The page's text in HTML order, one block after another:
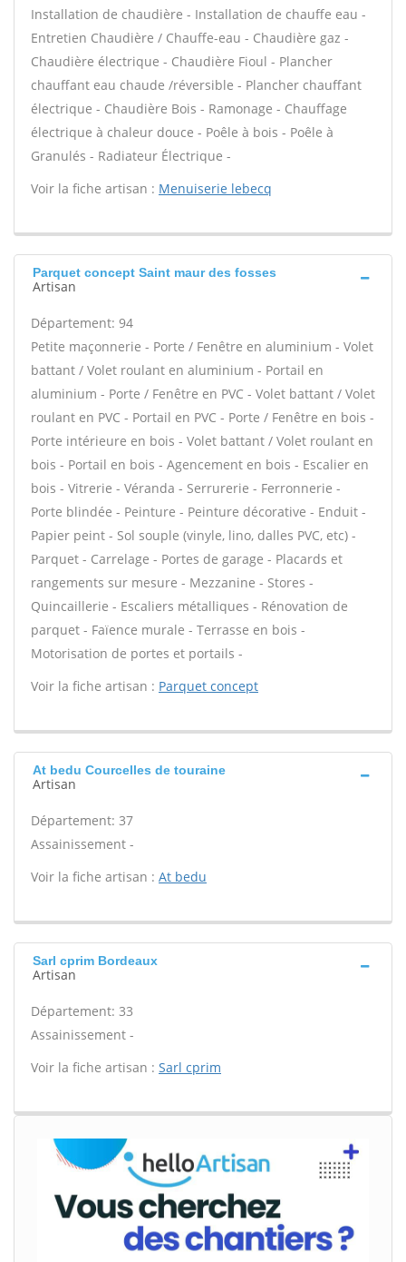
Installation de chaudière - Installation de chauffe eau -
Entretien Chaudière / Chauffe-eau - Chaudière gaz -
Chaudière électrique - Chaudière Fioul - Plancher
chauffant eau chaude /réversible - Plancher chauffant
électrique - Chaudière Bois - Ramonage - Chauffage
électrique à chaleur douce - Poêle à bois - Poêle à
Granulés - Radiateur Électrique -
Voir la fiche artisan : Menuiserie lebecq
Parquet concept Saint maur des fosses
Artisan
Département: 94
Petite maçonnerie - Porte / Fenêtre en aluminium - Volet
battant / Volet roulant en aluminium - Portail en
aluminium - Porte / Fenêtre en PVC - Volet battant / Volet
roulant en PVC - Portail en PVC - Porte / Fenêtre en bois -
Porte intérieure en bois - Volet battant / Volet roulant en
bois - Portail en bois - Agencement en bois - Escalier en
bois - Vitrerie - Véranda - Serrurerie - Ferronnerie -
Porte blindée - Peinture - Peinture décorative - Enduit -
Papier peint - Sol souple (vinyle, lino, dalles PVC, etc) -
Parquet - Carrelage - Portes de garage - Placards et
rangements sur mesure - Mezzanine - Stores -
Quincaillerie - Escaliers métalliques - Rénovation de
parquet - Faïence murale - Terrasse en bois -
Motorisation de portes et portails -
Voir la fiche artisan : Parquet concept
At bedu Courcelles de touraine
Artisan
Département: 37
Assainissement -
Voir la fiche artisan : At bedu
Sarl cprim Bordeaux
Artisan
Département: 33
Assainissement -
Voir la fiche artisan : Sarl cprim